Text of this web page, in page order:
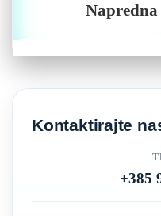
Kontaktirajte
+385